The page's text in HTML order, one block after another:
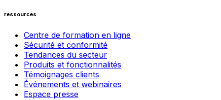
ressources
Centre de formation en ligne
Sécurité et conformité
Tendances du secteur
Produits et fonctionnalités
Témoignages clients
Événements et webinaires
Espace presse